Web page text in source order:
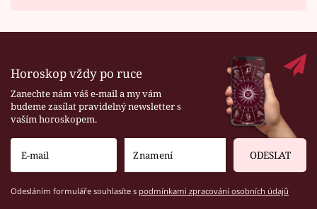
Horoskop vždy po ruce
Zanechte nám váš e-mail a my vám
budeme zasílat pravidelný newsletter s
vaším horoskopem.
ODESLAT
Odesláním formuláře souhlasíte s podmínkami zpracování osobních údajů